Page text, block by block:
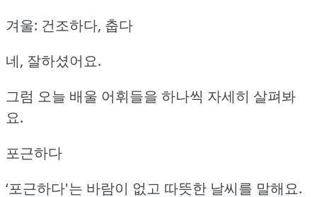
겨울: 건조하다, 춥다
네, 잘하셨어요.
그럼 오늘 배울 어휘들을 하나씩 자세히 살펴봐
요.
포근하다
‘포근하다'는 바람이 없고 따뜻한 날씨를 말해요.